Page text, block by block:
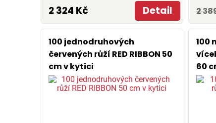
2 324 Kč Detail
2
100 jednodruhových
červených růží RED RIBBON 50
cm v kytici
100
60